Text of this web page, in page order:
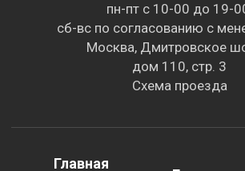
пн-пт с 10-00 до 19-
сб-вс по согласованию с
Москва, Дмитровское
дом 110, стр. 3
Схема проезда
Главная